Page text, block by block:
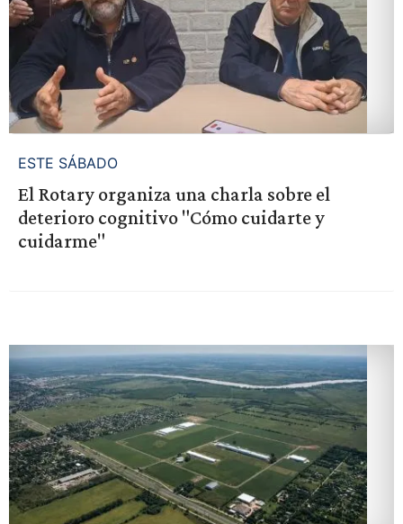
ESTE SÁBADO
El Rotary organiza una charla sobre el
deterioro cognitivo "Cómo cuidarte y
cuidarme"